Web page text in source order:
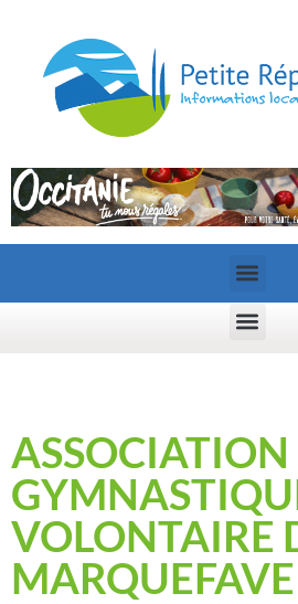
ASSOCIATION
VOLONTAIRE
MARQUEFAVE